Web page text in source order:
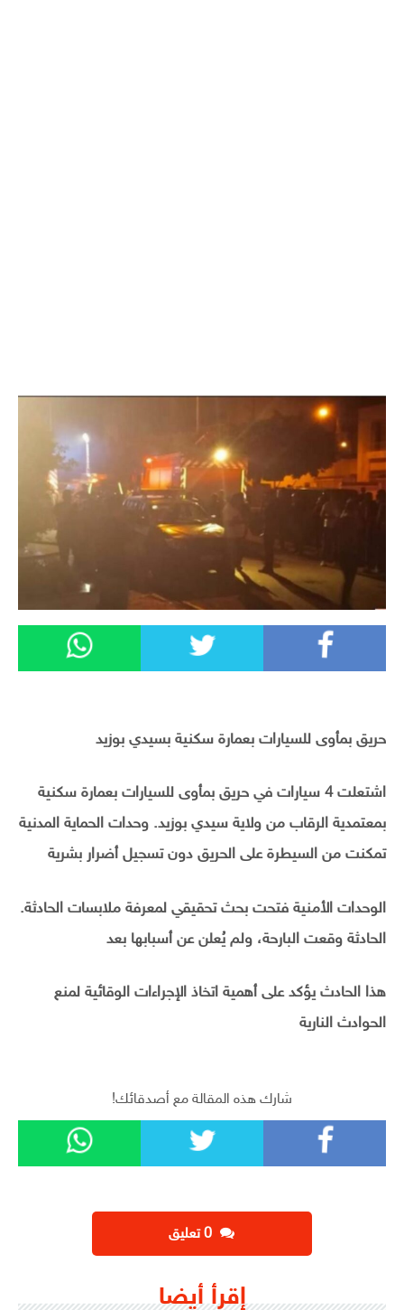
حريق بمأوى للسيارات بعمارة سكنية بسيدي بوزيد
اشتعلت 4 سيارات في حريق بمأوى للسيارات بعمارة سكنية
بمعتمدية الرقاب من ولاية سيدي بوزيد. وحدات الحماية المدنية
تمكنت من السيطرة على الحريق دون تسجيل أضرار بشرية
الوحدات الأمنية فتحت بحث تحقيقي لمعرفة ملابسات الحادثة.
الحادثة وقعت البارحة، ولم يُعلن عن أسبابها بعد
هذا الحادث يؤكد على أهمية اتخاذ الإجراءات الوقائية لمنع
الحوادث النارية
شارك هذه المقالة مع أصدقائك!
إقرأ أيضا